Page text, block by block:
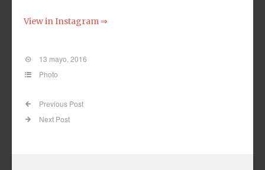
View in Instagram ⇒
13 mayo, 2016
Photo
Previous Post
Next Post